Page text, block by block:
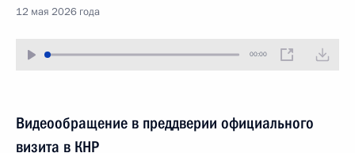
12 мая 2026 года
00:00
Видеообращение в преддверии официального
визита в КНР